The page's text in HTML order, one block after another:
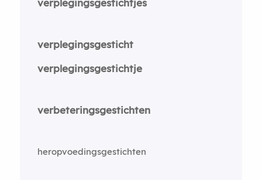
verplegingsgesticht
verplegingsgestichtje
verbeteringsgestichten
heropvoedingsgestichten